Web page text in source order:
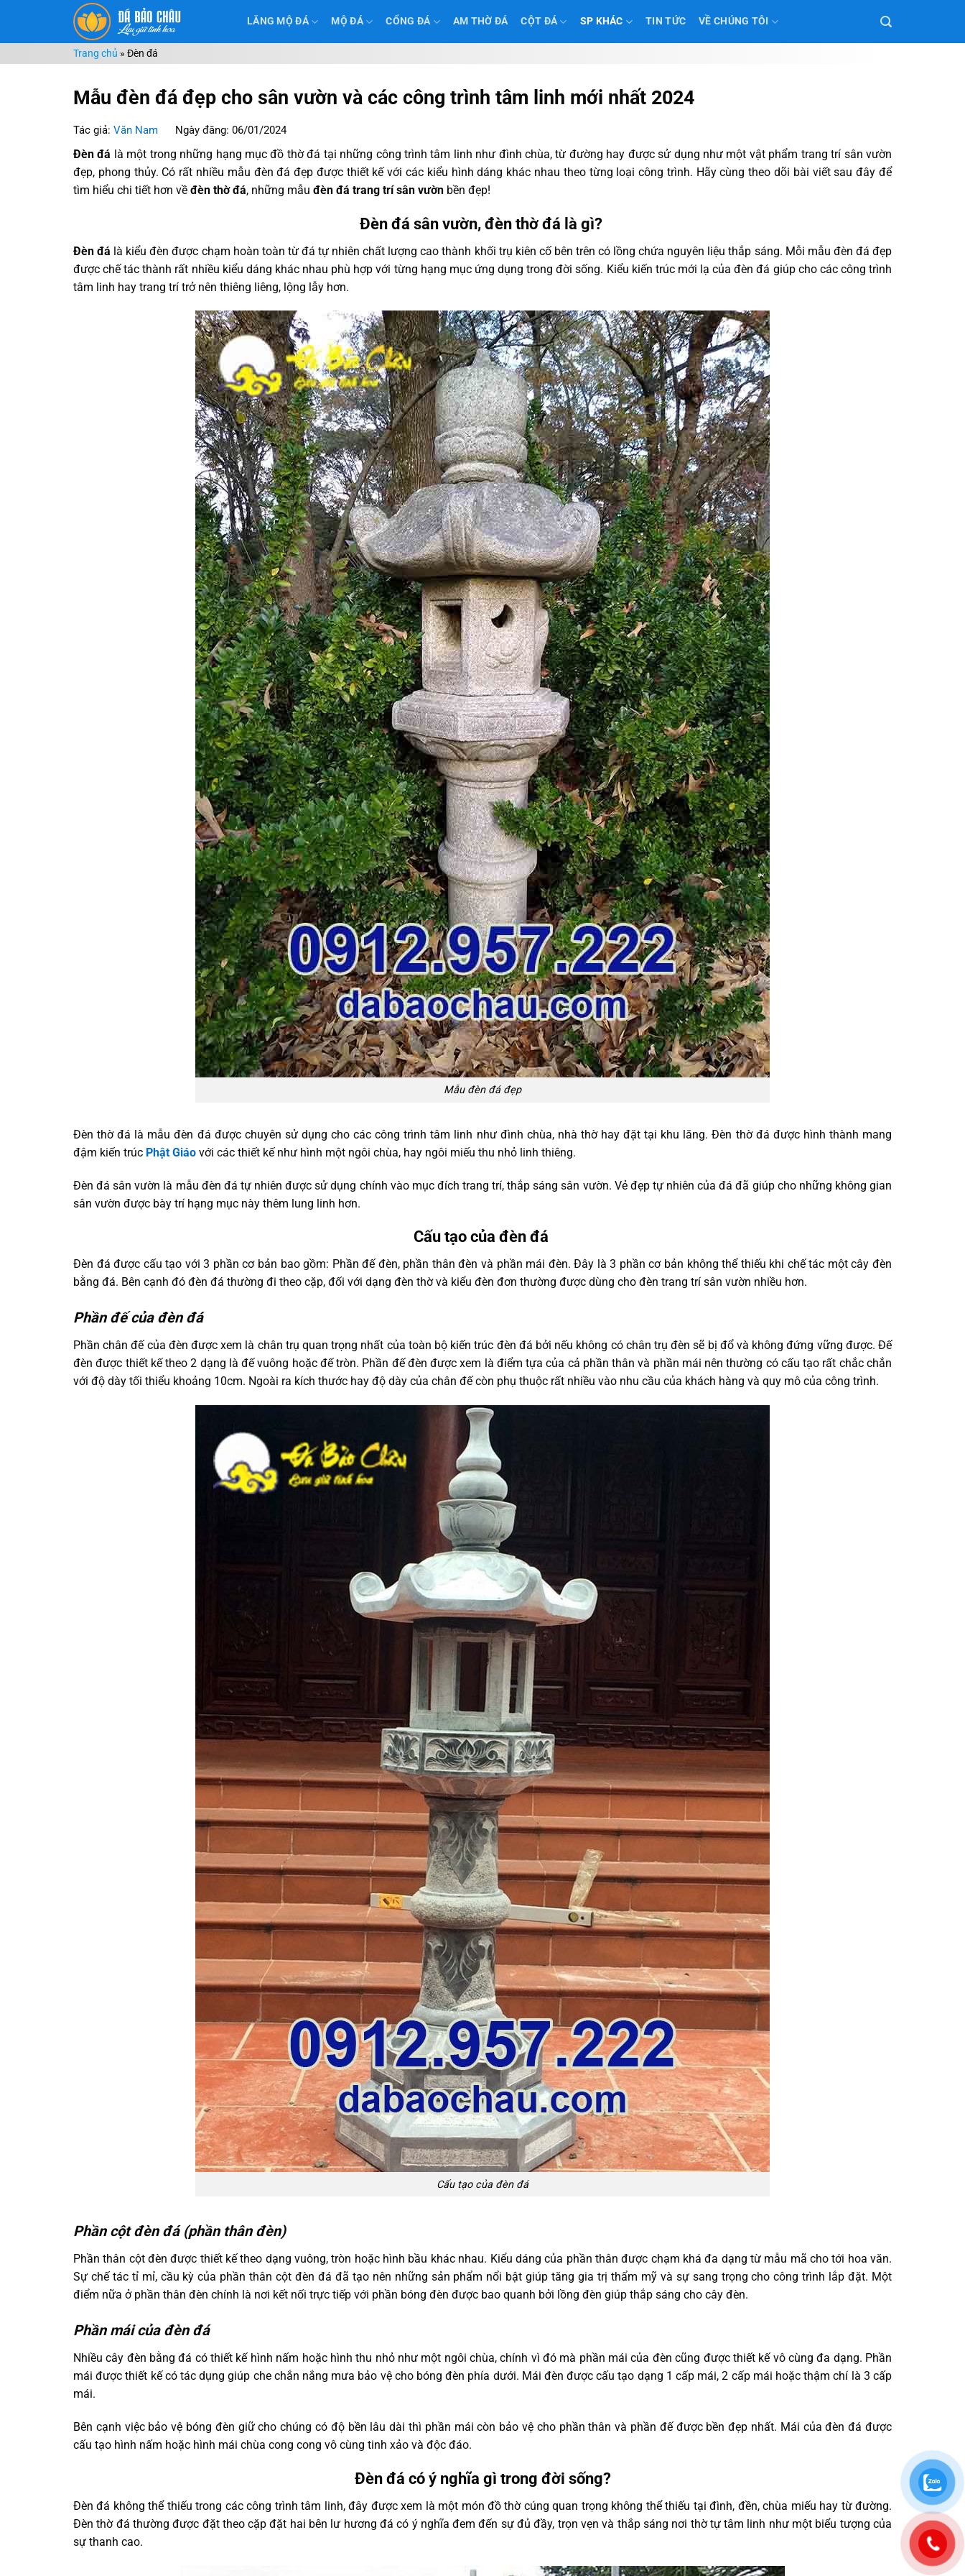
nội
dung
LĂNG MỘ ĐÁ MỘ ĐÁ CỔNG ĐÁ AM THỜ ĐÁ CỘT ĐÁ SP KHÁC TIN TỨC VỀ CHÚNG TÔI
Trang chủ » Đèn đá
Mẫu đèn đá đẹp cho sân vườn và các công trình tâm linh mới nhất 2024
Tác giả: Văn Nam Ngày đăng: 06/01/2024
Đèn đá là một trong những hạng mục đồ thờ đá tại những công trình tâm linh như đình chùa, từ đường hay được sử dụng như một vật phẩm trang trí sân vườn
đẹp, phong thủy. Có rất nhiều mẫu đèn đá đẹp được thiết kế với các kiểu hình dáng khác nhau theo từng loại công trình. Hãy cùng theo dõi bài viết sau đây để
tìm hiểu chi tiết hơn về đèn thờ đá, những mẫu đèn đá trang trí sân vườn bền đẹp!
Đèn đá sân vườn, đèn thờ đá là gì?
Đèn đá là kiểu đèn được chạm hoàn toàn từ đá tự nhiên chất lượng cao thành khối trụ kiên cố bên trên có lồng chứa nguyên liệu thắp sáng. Mỗi mẫu đèn đá đẹp
được chế tác thành rất nhiều kiểu dáng khác nhau phù hợp với từng hạng mục ứng dụng trong đời sống. Kiểu kiến trúc mới lạ của đèn đá giúp cho các công trình
tâm linh hay trang trí trở nên thiêng liêng, lộng lẫy hơn.
Mẫu đèn đá đẹp
Đèn thờ đá là mẫu đèn đá được chuyên sử dụng cho các công trình tâm linh như đình chùa, nhà thờ hay đặt tại khu lăng. Đèn thờ đá được hình thành mang
đậm kiến trúc Phật Giáo với các thiết kế như hình một ngôi chùa, hay ngôi miếu thu nhỏ linh thiêng.
Đèn đá sân vườn là mẫu đèn đá tự nhiên được sử dụng chính vào mục đích trang trí, thắp sáng sân vườn. Vẻ đẹp tự nhiên của đá đã giúp cho những không gian
sân vườn được bày trí hạng mục này thêm lung linh hơn.
Cấu tạo của đèn đá
Đèn đá được cấu tạo với 3 phần cơ bản bao gồm: Phần đế đèn, phần thân đèn và phần mái đèn. Đây là 3 phần cơ bản không thể thiếu khi chế tác một cây đèn
bằng đá. Bên cạnh đó đèn đá thường đi theo cặp, đối với dạng đèn thờ và kiểu đèn đơn thường được dùng cho đèn trang trí sân vườn nhiều hơn.
Phần đế của đèn đá
Phần chân đế của đèn được xem là chân trụ quan trọng nhất của toàn bộ kiến trúc đèn đá bởi nếu không có chân trụ đèn sẽ bị đổ và không đứng vững được. Đế
đèn được thiết kế theo 2 dạng là đế vuông hoặc đế tròn. Phần đế đèn được xem là điểm tựa của cả phần thân và phần mái nên thường có cấu tạo rất chắc chắn
với độ dày tối thiểu khoảng 10cm. Ngoài ra kích thước hay độ dày của chân đế còn phụ thuộc rất nhiều vào nhu cầu của khách hàng và quy mô của công trình.
Cấu tạo của đèn đá
Phần cột đèn đá (phần thân đèn)
Phần thân cột đèn được thiết kế theo dạng vuông, tròn hoặc hình bầu khác nhau. Kiểu dáng của phần thân được chạm khá đa dạng từ mẫu mã cho tới hoa văn.
Sự chế tác tỉ mỉ, cầu kỳ của phần thân cột đèn đá đã tạo nên những sản phẩm nổi bật giúp tăng gia trị thẩm mỹ và sự sang trọng cho công trình lắp đặt. Một
điểm nữa ở phần thân đèn chính là nơi kết nối trực tiếp với phần bóng đèn được bao quanh bởi lồng đèn giúp thắp sáng cho cây đèn.
Phần mái của đèn đá
Nhiều cây đèn bằng đá có thiết kế hình nấm hoặc hình thu nhỏ như một ngôi chùa, chính vì đó mà phần mái của đèn cũng được thiết kế vô cùng đa dạng. Phần
mái được thiết kế có tác dụng giúp che chắn nắng mưa bảo vệ cho bóng đèn phía dưới. Mái đèn được cấu tạo dạng 1 cấp mái, 2 cấp mái hoặc thậm chí là 3 cấp
mái.
Bên cạnh việc bảo vệ bóng đèn giữ cho chúng có độ bền lâu dài thì phần mái còn bảo vệ cho phần thân và phần đế được bền đẹp nhất. Mái của đèn đá được
cấu tạo hình nấm hoặc hình mái chùa cong cong vô cùng tinh xảo và độc đáo.
Đèn đá có ý nghĩa gì trong đời sống?
Đèn đá không thể thiếu trong các công trình tâm linh, đây được xem là một món đồ thờ cúng quan trọng không thể thiếu tại đình, đền, chùa miếu hay từ đường.
Đèn thờ đá thường được đặt theo cặp đặt hai bên lư hương đá có ý nghĩa đem đến sự đủ đầy, trọn vẹn và thắp sáng nơi thờ tự tâm linh như một biểu tượng của
sự thanh cao.